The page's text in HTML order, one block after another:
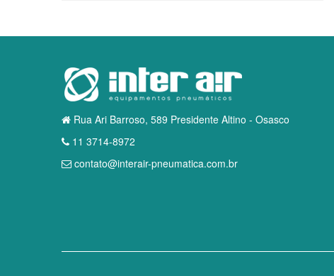
Rua Ari Barroso, 589 Presidente Altino - Osasco
11 3714-8972
contato@interair-pneumatica.com.br